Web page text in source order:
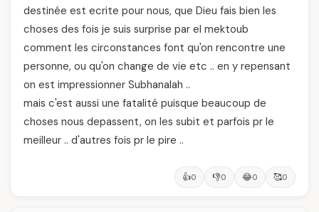
destinée est ecrite pour nous, que Dieu fais bien les
choses des fois je suis surprise par el mektoub
comment les circonstances font qu'on rencontre une
personne, ou qu'on change de vie etc .. en y repensant
on est impressionner Subhanalah ..
mais c'est aussi une fatalité puisque beaucoup de
choses nous depassent, on les subit et parfois pr le
meilleur .. d'autres fois pr le pire ..
👍0 👎0 😂0 🥰0